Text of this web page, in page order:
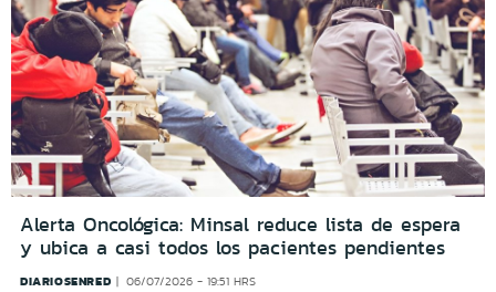
Alerta Oncológica: Minsal reduce lista de espera
y ubica a casi todos los pacientes pendientes
DIARIOSENRED 06/07/2026 - 19:51 HRS